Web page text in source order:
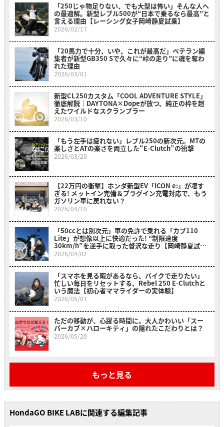
「250じゃ物足りない、でも大型は怖い」そんな人へ
の最適解。新型レブル500が“日本で乗るなら最高”と
言える理由【レーシング女子岡崎静夏試乗】
2026/02/17
「20馬力で十分、いや、これが最高だ」ベテラン編
集者が新型GB350 Sで久々に“峠の走り”に魂を奪わ
れた理由
2026/03/01
新型CL250カスタム「COOL ADVENTURE STYLE」
徹底解説｜DAYTONA×Dopeが放つ、純正の枠を超
えたワイルドなスクランブラー
2026/03/10
「もう左手は疲れない」レブル250の新次元。MTの
楽しさとATの楽さを両立した“E-Clutch”の衝撃
2026/03/20
【22万円の衝撃】ホンダ新型EV「ICON e:」が凄す
ぎる! メットイン完備＆プラグイン充電対応で、もう
ガソリン車に戻れない？
2026/04/10
「50ccとは別次元」車の免許で乗れる「カブ110
Lite」が想像以上に快適だった! “制限速度
30km/h”を逆手に取った贅沢な走り【岡崎静夏試乗
レビュー】
2026/04/02
「スマホを見る暇があるなら、バイクで走りたい」
忙しい毎日をリセットする、Rebel 250 E-Clutchと
いう魔法【初心者ママライダーの実体験】
2026/05/01
ただの移動が、心躍る時間に。大人かわいい「スー
パーカブ×ハローキティ」の隠れたこだわりとは？
2026/05/20
もっと見る
HondaGO BIKE LABに関連する編集記事